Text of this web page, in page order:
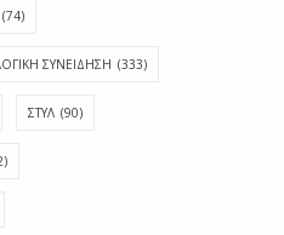
(74)
ΣΥΝΕΙΔΗΣΗ (333)
ΣΤΥΛ (90)